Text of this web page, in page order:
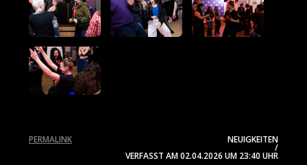
NEUIGKEITEN
/
VERFASST AM02.04.2026 UM 23:40 UHR
PERMALINK